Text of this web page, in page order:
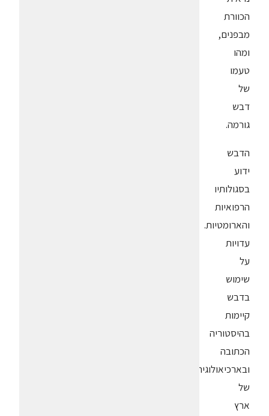
הכוורת
מבפנים,
ומהו
טעמו
של
דבש
גורמה.
הדבש
ידוע
בסגולותיו
הרפואיות
והארומטיות.
עדויות
על
שימוש
בדבש
קיימות
בהיסטוריה
הכתובה
ובארכיאולוגיה
של
ארץ